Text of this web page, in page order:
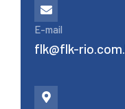
E-mail
flk@flk-